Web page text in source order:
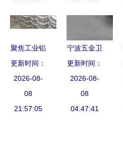
聚焦工业铝
合金批发
行业优势与
采购指南
更新时间：
2026-08-
08
21:57:05
宁波五金卫
浴供应信息
与批发价格
详解 如何
选购高性价
更新时间：
2026-08-
08
04:47:41